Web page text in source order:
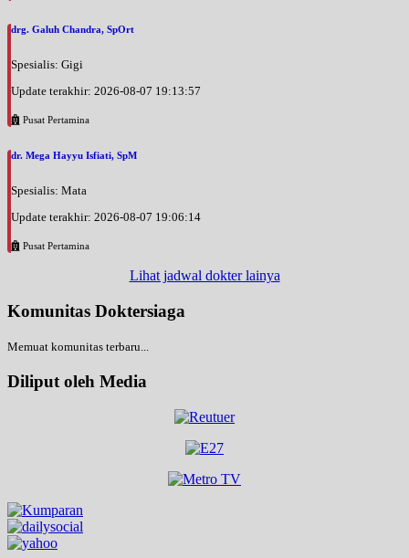
drg. Galuh Chandra, SpOrt
Spesialis: Gigi
Update terakhir: 2026-08-07 19:13:57
Pusat Pertamina
dr. Mega Hayyu Isfiati, SpM
Spesialis: Mata
Update terakhir: 2026-08-07 19:06:14
Pusat Pertamina
Lihat jadwal dokter lainya
Komunitas Doktersiaga
Memuat komunitas terbaru...
Diliput oleh Media